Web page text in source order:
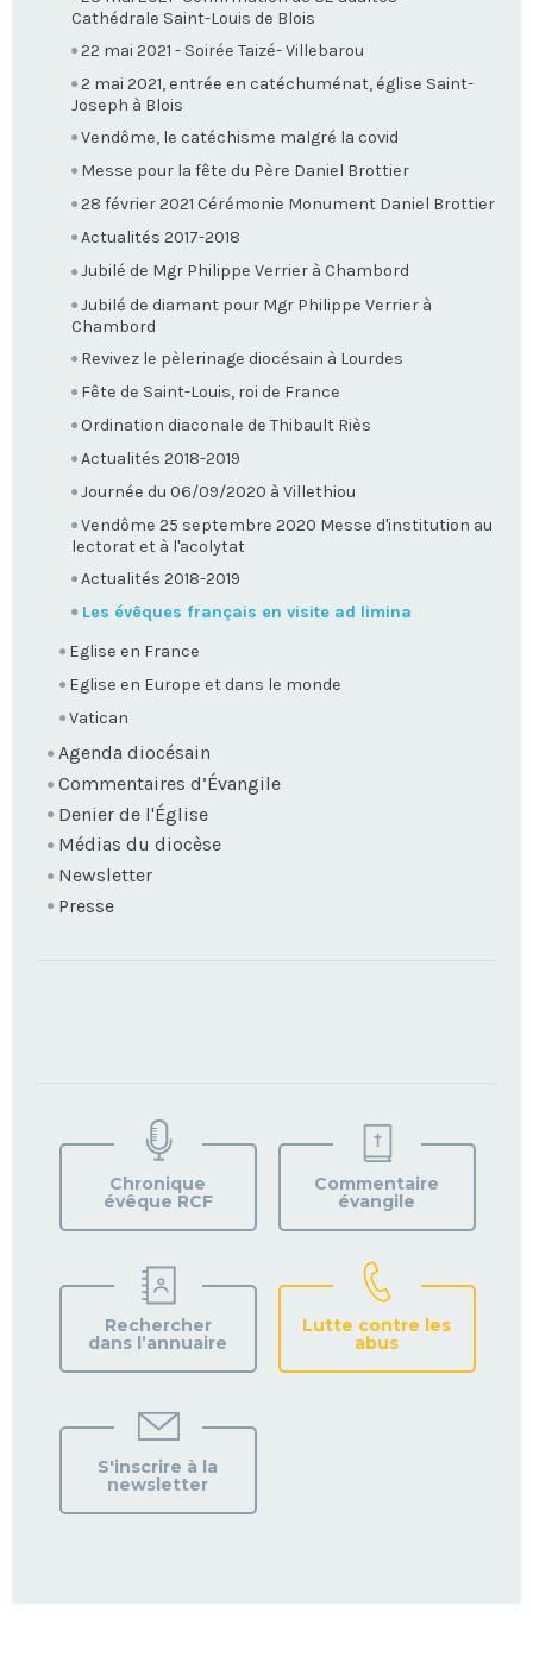
Cathédrale Saint-Louis de Blois
22 mai 2021 - Soirée Taizé- Villebarou
2 mai 2021, entrée en catéchuménat, église Saint-
Joseph à Blois
Vendôme, le catéchisme malgré la covid
Messe pour la fête du Père Daniel Brottier
28 février 2021 Cérémonie Monument Daniel Brottier
Actualités 2017-2018
Jubilé de Mgr Philippe Verrier à Chambord
Jubilé de diamant pour Mgr Philippe Verrier à
Chambord
Revivez le pèlerinage diocésain à Lourdes
Fête de Saint-Louis, roi de France
Ordination diaconale de Thibault Riès
Actualités 2018-2019
Journée du 06/09/2020 à Villethiou
Vendôme 25 septembre 2020 Messe d'institution au
lectorat et à l'acolytat
Actualités 2018-2019
Les évêques français en visite ad limina
Eglise en France
Eglise en Europe et dans le monde
Vatican
Agenda diocésain
Commentaires d’Évangile
Denier de l'Église
Médias du diocèse
Newsletter
Presse
VOTRE
PAROISSE
Chronique
évêque RCF
Commentaire
évangile
Rechercher
dans l’annuaire
Lutte contre les
abus
S'inscrire à la
newsletter